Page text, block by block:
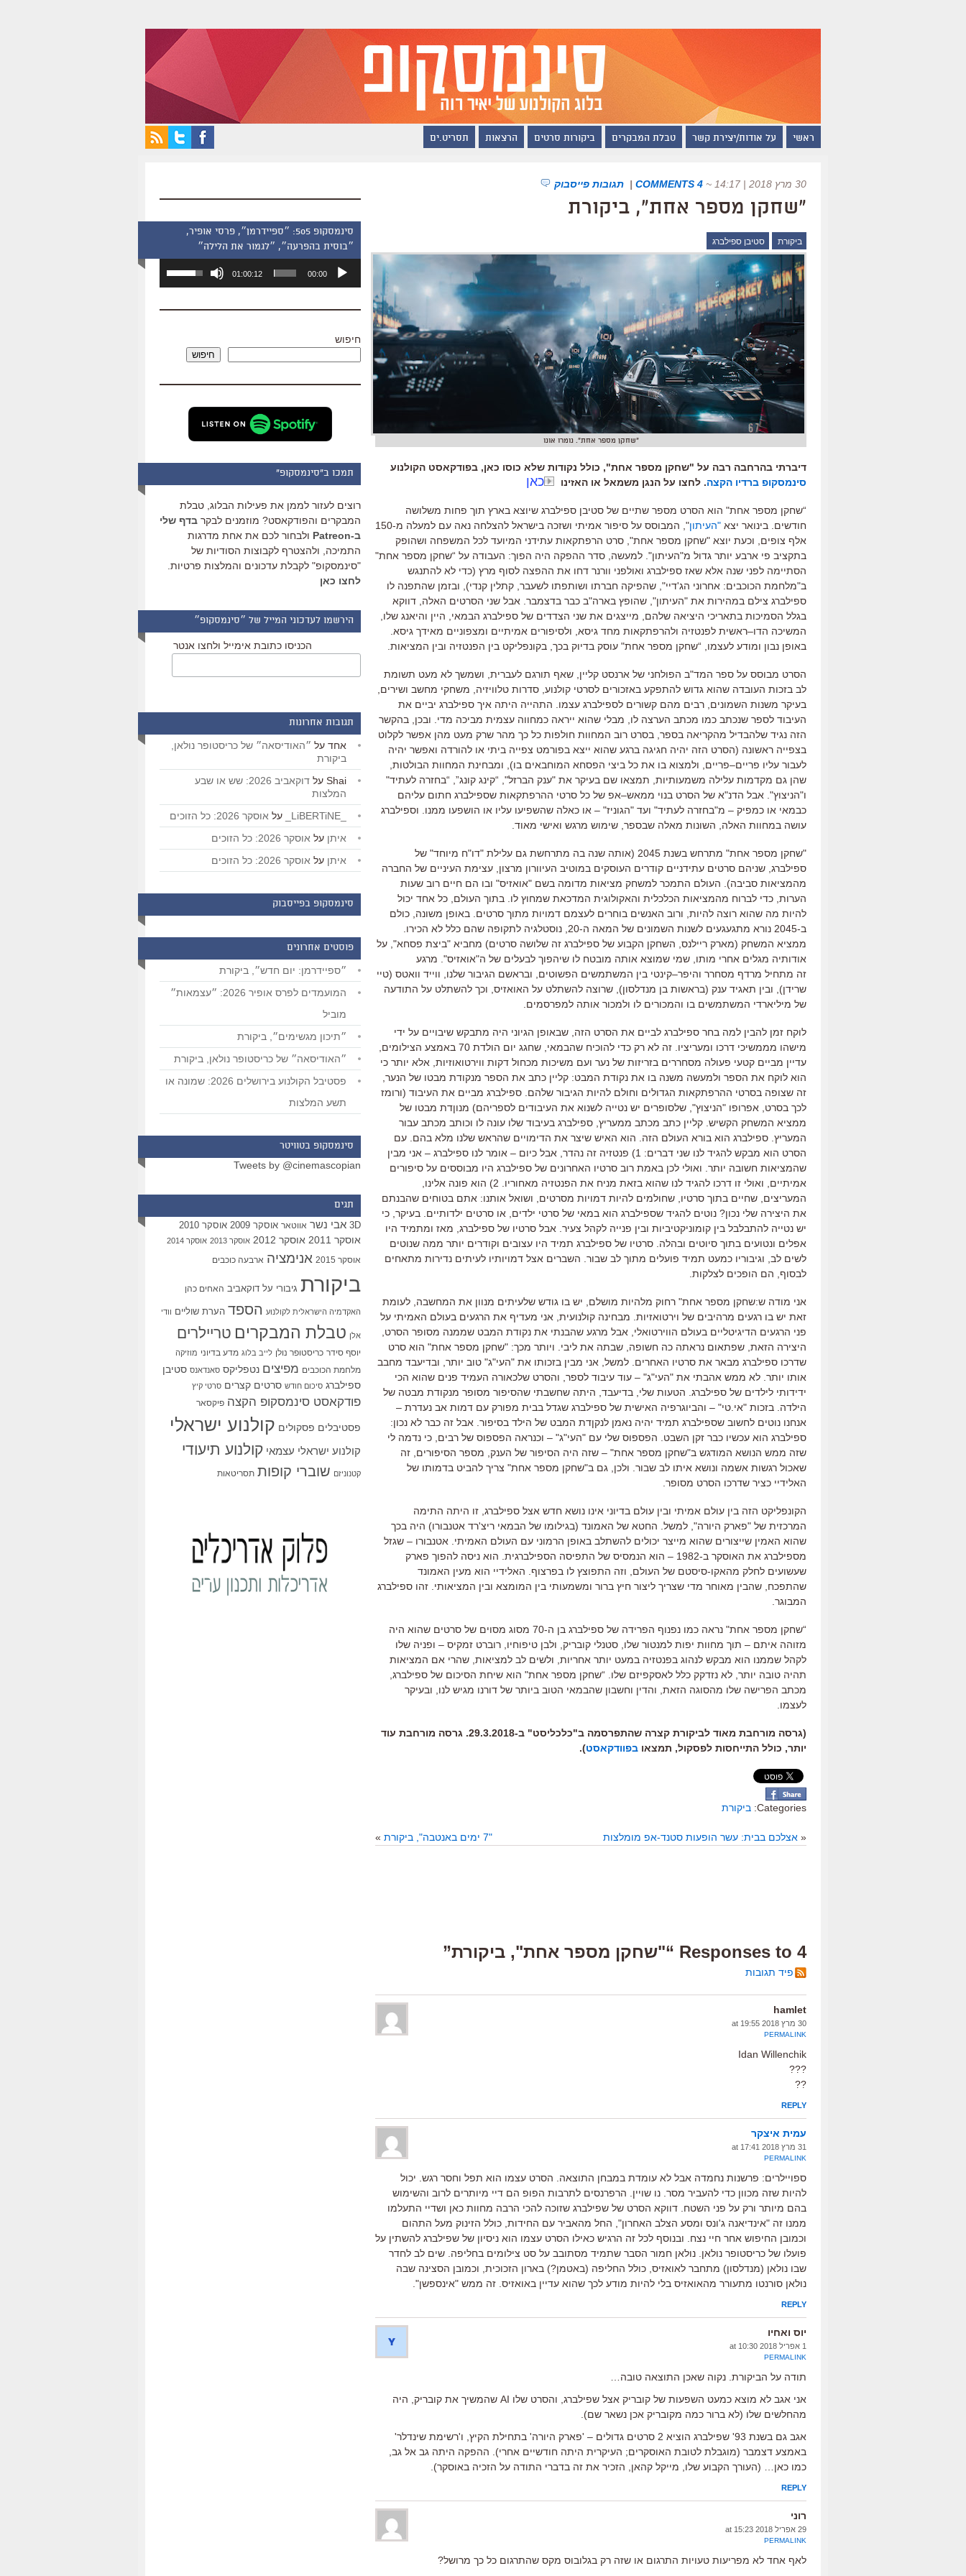
ראשי על אודות/יצירת קשר טבלת המבקרים ביקורות סרטים הרצאות תסריט.ים
30 מרץ 2018 | 14:17 ~
4 COMMENTS
| תגובות פייסבוק
"שחקן מספר אחת", ביקורת
ביקורת סטיבן ספילברג
"שחקן מספר אחת". נומרו אונו
דיברתי בהרחבה רבה על "שחקן מספר אחת", כולל נקודות שלא כוסו כאן, בפודקאסט הקולנוע
סינמסקופ ברדיו הקצה. לחצו על הנגן משמאל או האזינו כאן
“שחקן מספר אחת" הוא הסרט מספר שתיים של סטיבן ספילברג שיוצא בארץ תוך פחות משלושה
חודשים בינואר יצא "העיתון", המבוסס על סיפור אמיתי ושזכה בישראל להצלחה נאה עם למעלה מ-150
אלף צופים
וכעת יוצא "שחקן מספר אחת", סרט הרפתקאות עתידני המיועד לכל המשפחה ושהופק
בתקציב פי ארבע יותר גדול מ"העיתון". למעשה סדר ההפקה היה הפוך: העבודה על “שחקן מספר אחת"
הסתיימה לפני שנה אלא שאז ספילברג ואולפני וורנר דחו את ההפצה לסוף מרץ (כדי לא להתנגש
ב"מלחמת הכוכבים: אחרוני הג'דיי", שהפיקה חברתו ושותפתו לשעבר, קתלין קנדי)
ובזמן שהתפנה לו
ספילברג צילם במהירות את "העיתון", שהופץ בארה"ב כבר בדצמבר אבל שני הסרטים האלה דווקא
בגלל הסמיכות בתאריכי היציאה שלהם
מייצגים את שני הצדדים של ספילברג הבמאי היין והיאנג שלו
המשיכה הדו–ראשית לפנטזיה ולהרפתקאות מחד גיסא ולסיפורים אמיתיים ומצפוניים מאידך גיסא
באופן נבון ומודע לעצמו , “שחקן מספר אחת" עוסק בדיוק בכך בקונפליקט בין הפנטזיה ובין המציאות
הסרט מבוסס על ספר המד"ב הפולחני של ארנסט קליין שאף תורגם לעברית ושמשך לא מעט תשומת
לב בזכות העובדה שהוא גדוש להתפקע באזכורים לסרטי קולנוע סדרות טלוויזיה משחקי מחשב ושירים
בעיקר משנות השמונים רבים מהם קשורים לספילברג עצמו
התהייה היתה איך ספילברג יביים את
העיבוד לספר שנכתב כמו מכתב הערצה לו
מבלי שהוא ייראה כמחווה עצמית מביכה מדי. ובכן בהקשר
הזה נגיד שלהבדיל מהקריאה בספר בסרט רוב המחוות חולפות כל כך מהר שרק מעט מהן אפשר לקלוט
בצפייה ראשונה (הסרט הזה יהיה חגיגה ברגע שהוא ייצא בפורמט צפייה ביתי או להורדה ואפשר יהיה
לעבור עליו פריים–פריים, ולמצוא בו את כל ביצי הפסחא המוחבאים בו), ומבחינת המחוות הבולטות
שהן גם מקדמות עלילה משמעותיות תמצאו שם בעיקר את "ענק הברזל", “קינג קונג” , “בחזרה לעתיד"
ו"הניצוץ". אבל הדנ"א של הסרט בנוי ממאש–אפ של כל סרטי ההרפתקאות שספילברג חתום עליהם
כבמאי או כמפיק – מ"בחזרה לעתיד" ועד "הגוניז" – או כאלה שהשפיעו עליו או הושפעו ממנו
וספילברג
עושה במחוות האלה
השונות מאלה שבספר שימוש מרגש ואישי מאוד
"שחקן מספר אחת" מתרחש בשנת 2045 ( אותה שנה בה מתרחשת גם עלילת "דו"ח מיוחד" של
ספילברג שניהם סרטים עתידניים קודרים העוסקים במוטיב העיוורון מרצון עצימת העיניים של החברה
מהמציאות סביבה). העולם התמכר למשחק מציאות מדומה בשם "אואזיס" ובו הם חיים רוב שעות
הערות כדי לברוח מהמציאות הכלכלית והאקולוגית המדכאת שמחוץ לו בתוך העולם כל אחד יכול
להיות מה שהוא רוצה להיות ורוב האנשים בוחרים לעצמם דמויות מתוך סרטים באופן משונה כולם
ב-2045 נורא מתגעגעים לשנות השמונים של המאה ה-20, נוסטלגיה לתקופה שהם כלל לא הכירו
ממציא המשחק (מארק ריילנס השחקן הקבוע של ספילברג זה שלושה סרטים) מחביא "ביצת פסחא", על
אודותיה מגלים אחרי מותו, שמי שמוצא אותה מובטח לו שיהפוך לבעלים של ה"אואזיס". מרגע
זה מתחיל מרדף מסחרר והיפר–קינטי בין המשתמשים הפשוטים ובראשם הגיבור שלנו ווייד וואטס (טיי
שרידן), ובין תאגיד ענק (בראשות בן מנדלסון), שרוצה להשתלט על האואזיס וכך להשתלט על התודעה
של מיליארדי המשתמשים בו והמכורים לו ולמכור אותה למפרסמים
לוקח זמן להבין למה בחר ספילברג לביים את הסרט הזה שבאופן הגיוני היה מתבקש שיבויים על ידי
מישהו מממשיכי דרכו ומעריציו זה לא רק כדי להוכיח שהבמאי שחגג יום הולדת 70 באמצע הצילומים
עדיין מביים קטעי פעולה מסחררים בזריזות של נער ועם משיכות מכחול דקות ווירטואוזיות אלא יותר כי
הוא לוקח את הספר ולמעשה משנה בו את נקודת המבט: קליין כתב את הספר מנקודת מבטו של הנער
זה שצופה בסרטי ההרפתקאות הגדולים וחולם להיות הגיבור שלהם ספילברג מביים את העיבוד (ורומז
לכך בסרט
אפרופו "הניצוץ", שלסופרים יש נטייה לשנוא את העיבודים לספריהם) מנוןדת מבטו של
ממציא המשחק הקשיש . קליין כתב מכתב ממעריץ, ספילברג בעיבוד שלו עונה לו וכותב מכתב עבור
המעריץ. ספילברג הוא בורא העולם הזה הוא האיש שיצר את הדימויים שהראש שלנו מלא בהם עם
הסרט הוא מבקש להגיד לנו שני דברים: 1) פנטזיה זה נהדר אבל כיום – אומר לנו ספילברג – אני מבין
שהמציאות חשובה יותר ואולי לכן באמת רוב סרטיו האחרונים של ספילברג היו מבוססים על סיפורים
אמיתיים
ואולי זו דרכו להגיד לנו שהוא בזאת מניח את הפנטזיה מאחוריו הוא פונה אלינו
המעריצים שחיים בתוך סרטיו שחולמים להיות דמויות מסרטים ושואל אותנו: אתם בטוחים שהבנתם
את היצירה שלי נכון? נוטים להגיד שספילברג הוא במאי של סרטי ילדים, או סרטים ילדותיים. בעיקר, כי
יש נטייה להתבלבל בין קומוניקטיביות ובין פנייה לקהל צעיר. אבל סרטיו של ספילברג, מאז ומתמיד היו
אפלים ונטועים בתוך סיוטים ובהלה. סרטיו של ספילברג תמיד היו עצובים וקודרים יותר ממה שנוטים
לשים לב וגיבוריו כמעט תמיד פועלים מתוך לב שבור השברים אצל דמויותיו לעיתים נדירות מתאחים
לבסוף
הם הופכים לצלקות
אני מודה ש:שחקן מספר אחת" רחוק מלהיות מושלם, יש בו גודש שלעיתים מנוון את המחשבה, לעומת
זאת יש בו רגעים מרהיבים של וירטואזיות. מבחינה קולנועית, אני מעדיף את הרגעים בעולם האמיתי על
פני הרגעים הדיגיטליים בעולם הווירטואלי, אבל מרגע שהבנתי את נקודת המבט שממנה מסופר הסרט,
היצירה הזאת, שפתאום נראתה כה חשופה, שבתה את ליבי. ויותר מכך: "שחקן מספר אחת" הוא סרט
שדרכו ספילברג מבאר את סרטיו האחרים. למשל, אני מבין בזכותו את "העי"ג" טוב יותר, ובדיעבד מחבב
אותו יותר. לא ממש אהבתי את "העי"ג" – עוד עיבוד לספר, והסרט שלכאורה העמיד פנים שהוא הכי
ידידותי לילדים של ספילברג. הטעות שלי, בדיעבד, היתה שחשבתי שהסיפור מסופר מנקודת מבטה של
הילדה. בזכות "אי.טי" – והביוגרפיה האישית של ספילברג שגדל בבית מפורק עם דמות אב נעדרת –
אנחנו נוטים לחשוב שספילברג תמיד יהיה נאמן לנקןדת המבט של הילד בסיפור. אבל זה כבר לא נכון:
ספילברג הוא עכשיו כבר זקן השבט. הפספוס שלי עם "העי"ג" – וכנראה הפספוס של רבים, כי נדמה לי
שזה ממש הנושא המודגש ב"שחקן מספר אחת" – שזה היה הסיפור של הענק, מספר הסיפורים, זה
שאכול רגשות אשמה ונושא איתו לב שבור. ולכן, גם ב"שחקן מספר אחת" צריך להביט בדמותו של
האלידיי כציר שדרכו הסרט מסופר.
הקונפליקט הזה בין עולם אמיתי ובין עולם בדיוני אינו נושא חדש אצל ספילברג, זו היתה התימה
המרכזית של "פארק היורה", למשל. החטא של האמונד (בגילומו של הבמאי ריצ'רד אטנבורו) היה בכך
שהוא האמין שייצורים שהוא מייצר יכולים להשתלב באופן הרמוני עם העולם האמיתי. אטנבורו – שגזל
מספילברג את האוסקר ב-1982 – הוא הנמסיס של התפיסה הספילברגית. הוא ניסה להפוך פארק
שעשועים לחלק מהאקו-סיסטם של העולם, וזה התפוצץ לו בפרצוף. האלידיי הוא מעין האמונד
שהתפכח, שהבין מאוחר מדי שצריך ליצור חיץ ברור ומשמעותי בין המומצא ובין המציאותי. זהו ספילברג
המבוגר.
“שחקן מספר אחת" נראה כמו נפנוף הפרידה של ספילברג בן ה-70
מסוג מסוים של סרטים שהוא היה
מזוהה איתם – תוך מחוות יפות למנטור שלו סטנלי קובריק ולבן טיפוחיו רוברט זמקיס – ופניה שלו
לקהל שממנו הוא מבקש לנהוג בפנטזיה במעט יותר אחריות ולשים לב למציאות שהרי אם המציאות
תהיה טובה יותר לא נזדקק כלל לאסקפיזם שלו . “שחקן מספר אחת" הוא שיחת הסיכום של ספילברג
מכתב הפרישה שלו מהסוגה הזאת והדין וחשבון שהבמאי הטוב ביותר של דורנו מגיש לנו
ובעיקר
לעצמו
(גרסה מורחבת מאוד לביקורת קצרה שהתפרסמה ב"כלכליסט" ב-29.3.2018. גרסה מורחבת עוד
יותר, כולל התייחסות לפסקול, תמצאו בפוודקאסט).
Categories: ביקורת
« אצלכם בבית: עשר הופעות סטנד-אפ מומלצות "7 ימים באנטבה", ביקורת »
4 Responses to “"שחקן מספר אחת", ביקורת”
פיד תגובות
hamlet
30 מרץ 2018 at 19:55
PERMALINK
Idan Willenchik
???
??
REPLY
עמית איצקר
31 מרץ 2018 at 17:41
PERMALINK
ספויילרים: פרשנות נחמדה אבל לא עומדת במבחן התוצאה. הסרט עצמו הוא תפל וחסר רגש. יכול
להיות שזה מכוון כדי להעביר מסר. נו שויין. הרפרנסים לתרבות הפופ הם דיי מיותרים לרוב והשימוש
בהם מיותר ורק על פני השטח. דווקא הסרט של שפילברג שזוכה להכי הרבה מחוות כאן ושדיי התעלמו
ממנו זה "אינדיאנה ג'ונס ומסע הצלב האחרון", החל מהאביר עם החידות, כולל הזינוק מעל התהום
וכמובן החיפוש אחר חיי נצח. ובנוסף לכל זה הרגיש כאילו הסרט עצמו הוא ניסיון של שפילברג להשתין על
פועלו של כריסטופר נולאן. נולאן חמור הסבר שתמיד מסתובב על סט צילומים בחליפה. שים לב לחדר
שבו נולאן (מנדלסון) מתחבר לאואזיס, כולל החליפה (באטמן?) בארון הזכוכית, וכמובן הסצינה שבה
נולאן סורנטו מתעורר מהאואזיס בלי להיות מודע לכך שהוא עדיין באואזיס. זה ממש "אינספשן".
REPLY
יוס ואחיו
1 אפריל 2018 at 10:30
PERMALINK
תודה על הביקורת. נקוה שאכן התוצאה טובה…
אני אגב לא מוצא כמעט השפעות של קובריק אצל שפילברג, והסרט שלו AI שהמשיך את קובריק, היה
מהחלשים שלו (לא ברור כמה מקובריק אכן נשאר שם).
אגב גם בשנת 93' שפילברג הוציא 2 סרטים גדולים – 'פארק היורה' בתחילת הקיץ, ו'רשימת שינדלר'
באמצע דצמבר (מוגבלת לטובת האוסקרים; העיקרית היתה חודשיים אחרי). ההפקה היתה גב אל גב,
כמו כאן… (העורך הקבוע שלו, מייקל קהאן, הזכיר את זה בדברי התודה על הזכיה באוסקר).
REPLY
רוני
29 אפריל 2018 at 15:23
PERMALINK
לאף אחד לא מפריעות טעויות התרגום או שזה רק בגלובוס מקס שהתרגום כל כך מרושל?
סינמסקופ 505: ״ספיידרמן״, פרסי אופיר,
״בוסית בהפרעה״, ״לגמור את הלילה״
אודיו
00:00
01:00:12
השתמש
כדי
שמע.
חיפוש
חיפוש
תמכו ב"סינמסקופ"
רוצים לעזור לממן את פעילות הבלוג, טבלת
המבקרים והפודקאסט? מוזמנים לבקר בדף שלי
ב-Patreon
ולבחור לכם את אחת מדרגות
התמיכה, ולהצטרף לקבוצות הסודיות של
"סינמסקופ" לקבלת עדכונים והמלצות פרטיות.
לחצו כאן
הירשמו לעדכוני המייל של ״סינמסקופ״
הכניסו כתובת אימייל ולחצו אנטר
תגובות אחרונות
אחד על ״האודיסאה״ של כריסטופר נולאן,
ביקורת
Shai על
דוקאביב 2026: שש או שבע
המלצות
על אוסקר 2026: כל הזוכים
איתן על אוסקר 2026: כל הזוכים
איתן על אוסקר 2026: כל הזוכים
סינמסקופ בפייסבוק
פוסטים אחרונים
״ספיידרמן: יום חדש״, ביקורת
המועמדים לפרס אופיר 2026: ״עצמאות״
מוביל
״תיכון מגשימים״, ביקורת
״האודיסאה״ של כריסטופר נולאן, ביקורת
פסטיבל הקולנוע בירושלים 2026: שמונה או
תשע המלצות
סינמסקופ בטוויטר
Tweets by @cinemascopian
תגים
3D אבי נשר אווטאר אוסקר 2009 אוסקר 2010
אוסקר 2011 אוסקר 2012 אוסקר 2013 אוסקר 2014
אוסקר 2015 אנימציה ארבעה כוכבים
ביקורת גיבורי על דוקאביב האחים כהן
האקדמיה הישראלית לקולנוע הספד הערת שוליים וודי
אלן טבלת המבקרים טריילרים
יוסף סידר כריסטופר נולן לייב בלוג מדע בדיוני מוזיקה
מלחמת הכוכבים מפיצים נטפליקס סאנדאנס סטיבן
ספילברג סיכום חודש סרטים קצרים סרטי קיץ
פודקאסט סינמסקופ הקצה פיקסאר
פסטיבלים פסקולים קולנוע ישראלי
קולנוע ישראלי עצמאי קולנוע תיעודי
קטנוניזם שוברי קופות תסריטאות